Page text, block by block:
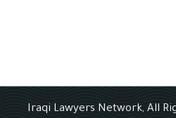
© 2025 Iraqi Lawyers Network, All